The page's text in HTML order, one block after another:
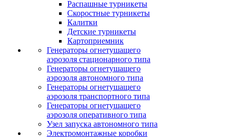
Распашные турникеты
Скоростные турникеты
Калитки
Детские турникеты
Картоприемник
Генераторы огнетушащего
аэрозоля стационарного типа
Генераторы огнетушащего
аэрозоля автономного типа
Генераторы огнетушащего
аэрозоля транспортного типа
Генераторы огнетушащего
аэрозоля оперативного типа
Узел запуска автономного типа
Электромонтажные коробки